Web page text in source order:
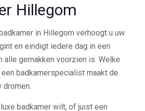
Hillegom
in Hillegom verhoogt u uw
en eindigt iedere dag in een
alle gemakken voorzien is. Welke
badkamerspecialist maakt de
dromen.
badkamer wilt, of juist een